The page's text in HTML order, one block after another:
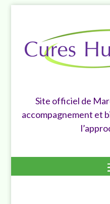
Site officiel de
accompagnement et